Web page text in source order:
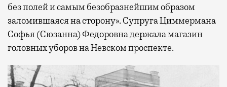
без полей и самым безобразнейшим образом
заломившаяся на сторону». Супруга Циммермана
Софья (Сюзанна) Федоровна держала магазин
головных уборов на Невском проспекте.